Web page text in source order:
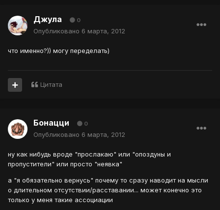
Джула 0
Опубликовано 6 марта, 2012
что именно?)) могу переделать)
Цитата
Бонацци 0
Опубликовано 6 марта, 2012
ну как нибудь вроде "прослакаю" или "опоздуны и
пропустители" или просто "неявка"
а "я обязательно вернусь" почему то сразу наводит на мысли
о длительном отсутствии/расставании... может конечно это
только у меня такие ассоциации